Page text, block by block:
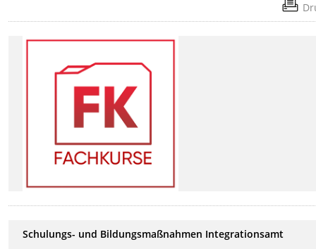
Schulungs- und Bildungsmaßnahmen Integrationsamt